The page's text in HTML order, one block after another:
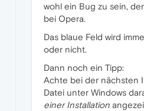
wohl ein Bug zu sein,
bei Opera.
Das blaue Feld wird
oder nicht.
Dann noch ein Tipp:
Achte bei der nächsten
Datei unter Windows
einer Installation